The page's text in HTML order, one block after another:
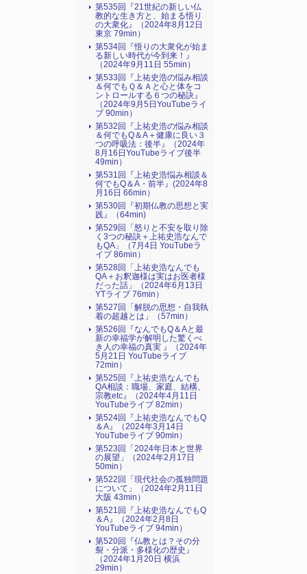
第535回『21世紀の新しい仏
教的な生き方と、始まる悟り
の大衆化』（2024年8月12日
東京 79min）
第534回『悟りの大衆化が始ま
る新しい時代が今到来！』
（2024年9月11日 55min）
第533回『上祐史浩の悩み相談
＆何でもＱ＆Ａと心と体をコ
ントロールする６つの秘訣』
（2024年9月5日YouTubeライ
ブ 90min）
第532回『上祐史浩の悩み相談
＆何でもQ＆A＋健康に良い３
つの呼吸法：後半』（2024年
8月16日YouTubeライブ後半
49min）
第531回『上祐史浩悩み相談＆
何でもQ＆A・前半』(2024年8
月16日 66min）
第530回『初期仏教の思想と実
践』（64min)
第529回「怒りと不安を取り除
く3つの秘訣＋上祐史浩なんで
もQA」（7月4日 YouTubeラ
イブ 86min）
第528回「上祐史浩なんでも
QA＋お釈迦様は実はお医者様
だった話」（2024年6月13日
YTライブ 76min）
第527回「解脱の思想・自我執
着の超越とは」（57min）
第526回『なんでもQ＆Aと最
新の幸福学が解明した驚くべ
き人の幸福の真実 』（2024年
5月21日 YouTubeライブ
72min）
第525回『上祐史浩なんでも
QA相談：職場、家庭、結構、
宗教etc』（2024年4月11日
YouTubeライブ 82min）
第524回『上祐史浩なんでもQ
＆A』（2024年3月14日
YouTubeライブ 90min）
第523回「2024年日本と世界
の展望」（2024年2月17日
50min）
第522回「現代社会の孤独問題
について」（2024年2月11日
大阪 43min）
第521回『上祐史浩なんでもQ
＆A』（2024年2月8日
YouTubeライブ 94min）
第520回『仏教とは？その分
裂・分派・多様化の歴史』
（2024年1月20日 横浜
29min）